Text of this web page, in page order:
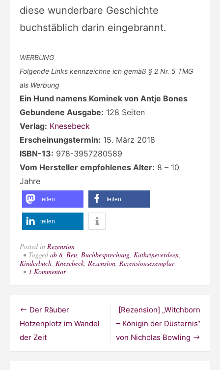
diese wunderbare Geschichte
buchstäblich darin eingebrannt.
WERBUNG
Folgende Links kennzeichne ich gemäß § 2 Nr. 5 TMG
als Werbung
Ein Hund namens Kominek von Antje Bones
Gebundene Ausgabe: 128 Seiten
Verlag: Knesebeck
Erscheinungstermin: 15. März 2018
ISBN-13: 978-3957280589
Vom Hersteller empfohlenes Alter: 8 – 10
Jahre
teilen teilen
teilen
Posted in Rezension
Taggedab 8, Ben, Buchbesprechung, Kathrineverdeen,
Kinderbuch, Knesebeck, Rezension, Rezensionsexemplar
1 Kommentarzu
Kominek“
von
Beitragsnavigation[Rezension] „Witchborn
– Königin der Düsternis“
von Nicholas Bowling
Der Räuber
Hotzenplotz im Wandel
der Zeit